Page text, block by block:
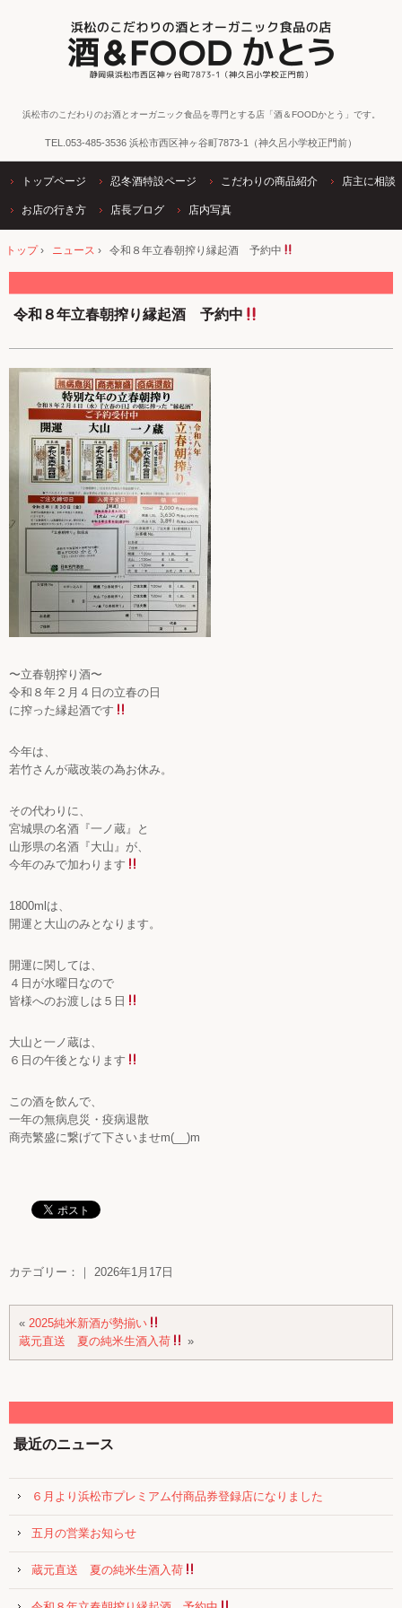
浜松市のこだわりのお酒とオーガニック食品を専門とする店「酒＆FOODかとう」です。
TEL. 053-485-3536 浜松市西区神ヶ谷町7873-1（神久呂小学校正門前）
トップページ 忍冬酒特設ページ こだわりの商品紹介 店主に相談
お店の行き方 店長ブログ 店内写真
トップ› ニュース › 令和８年立春朝搾り縁起酒 予約中
令和８年立春朝搾り縁起酒 予約中
〜立春朝搾り酒〜
令和８年２月４日の立春の日
に搾った縁起酒です
今年は、
若竹さんが蔵改装の為お休み。
その代わりに、
宮城県の名酒『一ノ蔵』と
山形県の名酒『大山』が、
今年のみで加わります
1800mlは、
開運と大山のみとなります。
開運に関しては、
４日が水曜日なので
皆様へのお渡しは５日
大山と一ノ蔵は、
６日の午後となります
この酒を飲んで、
一年の無病息災・疫病退散
商売繁盛に繋げて下さいませm(__)m
カテゴリー：｜ 2026年1月17日
« 2025純米新酒が勢揃い
蔵元直送 夏の純米生酒入荷
»
最近のニュース
６月より浜松市プレミアム付商品券登録店になりました
五月の営業お知らせ
蔵元直送 夏の純米生酒入荷